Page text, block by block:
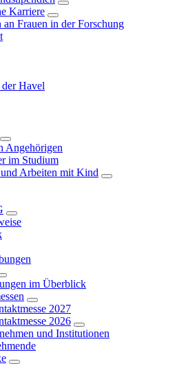
Karriere
an Frauen in der Forschung
Havel
Angehörigen
im Studium
Arbeiten mit Kind
im Überblick
2027
2026
und Institutionen